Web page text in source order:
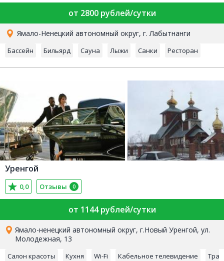
от 2800 рублей/сутки
Ямало-Ненецкий автономный округ, г. Лабытнанги
Бассейн Бильярд Сауна Лыжи Санки Ресторан
Уренгой
0,0 Отзывы 0
от 1144 рублей/сутки
Ямало-ненецкий автономный округ, г.Новый Уренгой, ул.
Молодежная, 13
Салон красоты Кухня Wi-Fi Кабельное телевидение